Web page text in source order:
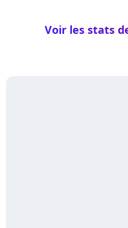
Voir les stats